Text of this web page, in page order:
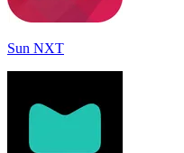
Sun NXT